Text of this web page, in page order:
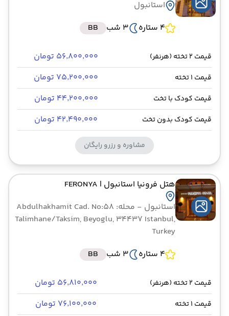
استانبول
4 ستاره
3 شب BB
قیمت 2 تخته (هرنفر) ۵۶٬۸۰۰٬۰۰۰ تومان
قیمت 1 تخته ۷۵٬۲۰۰٬۰۰۰ تومان
قیمت کودک با تخت ۴۴٬۲۰۰٬۰۰۰ تومان
قیمت کودک بدون تخت ۴۲٬۴۹۰٬۰۰۰ تومان
مشاوره و رزرو رایگان
هتل فرونیا استانبول | FERONYA
استانبول
- محله: Abdulhakhamit Cad. No:58
Talimhane/Taksim, Beyoglu, 34437 Istanbul,
Turkey
4 ستاره
3 شب BB
قیمت 2 تخته (هرنفر) ۵۶٬۸۱۰٬۰۰۰ تومان
قیمت 1 تخته ۷۶٬۱۰۰٬۰۰۰ تومان